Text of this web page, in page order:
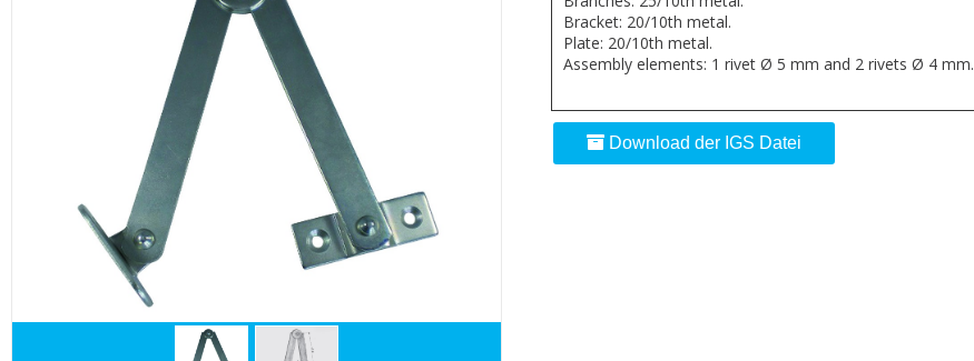
Bracket: 20/10th metal.
Plate: 20/10th metal.
Assembly elements: 1 rivet Ø 5 mm and 2 rivets Ø 4 mm.
Download der IGS Datei